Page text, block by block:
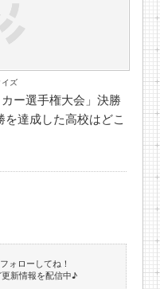
ズ
ー選手権大会」決勝
達成した高校はどこ
ォローしてね！
新情報を配信中♪